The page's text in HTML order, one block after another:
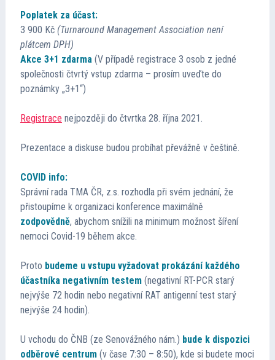
Přednášející
Kontakt
Poplatek za účast:
3 900 Kč (Turnaround Management Association není
plátcem DPH)
Akce 3+1 zdarma(V případě registrace 3 osob z jedné
společnosti čtvrtý vstup zdarma – prosím uveďte do
poznámky „3+1“)
Registrace nejpozději do čtvrtka 28. října 2021.
Prezentace a diskuse budou probíhat převážně v češtině.
COVID info:
Správní rada TMA ČR, z.s. rozhodla při svém jednání, že
přistoupíme k organizaci konference maximálně
zodpovědně, abychom snížili na minimum možnost šíření
nemoci Covid-19 během akce.
Proto budeme u vstupu vyžadovat prokázání každého
účastníka negativním testem(negativní RT-PCR starý
nejvýše 72 hodin nebo negativní RAT antigenní test starý
nejvýše 24 hodin).
U vchodu do ČNB (ze Senovážného nám.) bude k dispozici
odběrové centrum(v čase 7:30 – 8:50), kde si budete moci